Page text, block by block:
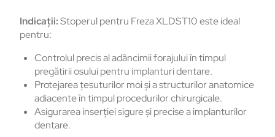
Indicații:Stoperul pentru Freza XLDST10 este ideal
pentru:
Controlul precis al adâncimii forajului în timpul
pregătirii osului pentru implanturi dentare.
Protejarea țesuturilor moi și a structurilor anatomice
adiacente în timpul procedurilor chirurgicale.
Asigurarea inserției sigure și precise a implanturilor
dentare.